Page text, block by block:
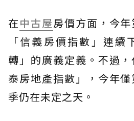
在中古屋房價方面，今
「信義房價指數」連續
轉」的廣義定義。不過
泰房地產指數」，今年
季仍在未定之天。